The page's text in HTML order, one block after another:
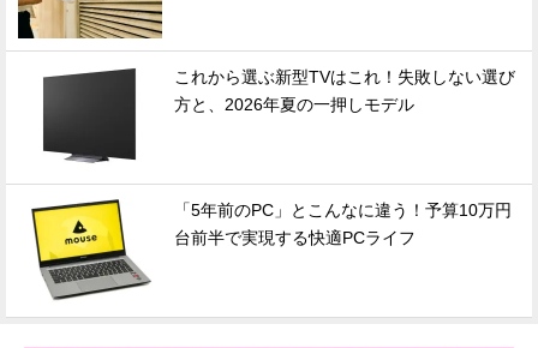
これから選ぶ新型TVはこれ！失敗しない選び
方と、2026年夏の一押しモデル
「5年前のPC」とこんなに違う！予算10万円
台前半で実現する快適PCライフ